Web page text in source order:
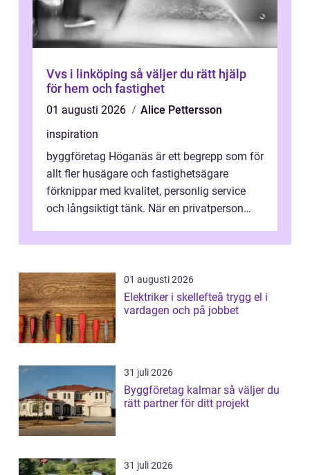
Vvs i linköping så väljer du rätt hjälp
för hem och fastighet
01 augusti 2026
Alice Pettersson
inspiration
byggföretag Höganäs är ett begrepp som för
allt fler husägare och fastighetsägare
förknippar med kvalitet, personlig service
och långsiktigt tänk. När en privatperson
01 augusti 2026
Elektriker i skellefteå trygg el i
vardagen och på jobbet
31 juli 2026
Byggföretag kalmar så väljer du
rätt partner för ditt projekt
31 juli 2026